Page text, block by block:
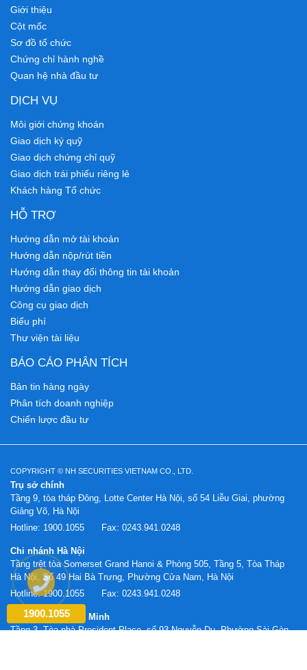
Giới thiệu
Cột mốc
Sơ đồ tổ chức
Chứng chỉ hành nghề
Quan hệ nhà đầu tư
DỊCH VỤ
Môi giới chứng khoán
Giao dịch ký quỹ
Giao dịch chứng chỉ quỹ
Giao dịch trái phiếu riêng lẻ
Khách hàng Tổ chức
HỖ TRỢ
Hướng dẫn mở tài khoản
Hướng dẫn nộp/rút tiền
Hướng dẫn thay đổi thông tin tài khoản
Hướng dẫn giao dịch
Công cụ giao dịch
Biểu phí
Thư viện tài liệu
BÁO CÁO PHÂN TÍCH
Bản tin hàng ngày
Phân tích doanh nghiệp
Chiến lược đầu tư
COPYRIGHT © NH SECURITIES VIETNAM CO., LTD.
Trụ sở chính
Tầng 9, tòa tháp Đông, Lotte Center Hà Nội, số 54 Liễu Giai, phường
Giảng Võ, Hà Nội
Hotline: 1900.1055 Fax: 0243.941.0248
Chi nhánh Hà Nội
Tầng trệt tòa Somerset Grand Hanoi & Phòng 505, Tầng 5, Tòa Tháp
Hà Nội, Số 49 Hai Bà Trưng, Phường Cửa Nam, Hà Nội
Hotline:1900.1055 Fax: 0243.941.0248
Chi nhánh Hồ Chí Minh
Tầng 3, Tòa nhà President Place, số 93 Nguyễn Du, Phường Sài Gòn,
1900.1055